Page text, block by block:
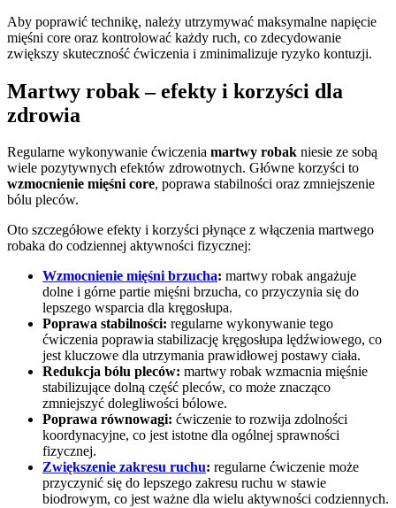
Aby poprawić technikę, należy utrzymywać maksymalne napięcie
mięśni core oraz kontrolować każdy ruch, co zdecydowanie
zwiększy skuteczność ćwiczenia i zminimalizuje ryzyko kontuzji.
Martwy robak – efekty i korzyści dla
zdrowia
Regularne wykonywanie ćwiczenia martwy robak niesie ze sobą
wiele pozytywnych efektów zdrowotnych. Główne korzyści to
wzmocnienie mięśni core, poprawa stabilności oraz zmniejszenie
bólu pleców.
Oto szczegółowe efekty i korzyści płynące z włączenia martwego
robaka do codziennej aktywności fizycznej:
Wzmocnienie mięśni brzucha: martwy robak angażuje
dolne i górne partie mięśni brzucha, co przyczynia się do
lepszego wsparcia dla kręgosłupa.
Poprawa stabilności: regularne wykonywanie tego
ćwiczenia poprawia stabilizację kręgosłupa lędźwiowego, co
jest kluczowe dla utrzymania prawidłowej postawy ciała.
Redukcja bólu pleców: martwy robak wzmacnia mięśnie
stabilizujące dolną część pleców, co może znacząco
zmniejszyć dolegliwości bólowe.
Poprawa równowagi: ćwiczenie to rozwija zdolności
koordynacyjne, co jest istotne dla ogólnej sprawności
fizycznej.
Zwiększenie zakresu ruchu: regularne ćwiczenie może
przyczynić się do lepszego zakresu ruchu w stawie
biodrowym, co jest ważne dla wielu aktywności codziennych.